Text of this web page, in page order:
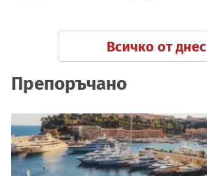
Всичко от днес
Препоръчано